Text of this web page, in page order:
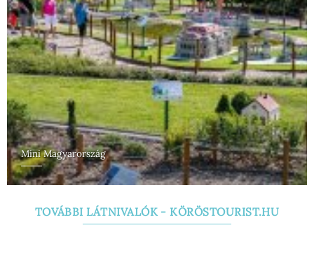
Mini Magyarország
TOVÁBBI LÁTNIVALÓK - KÖRÖSTOURIST.HU